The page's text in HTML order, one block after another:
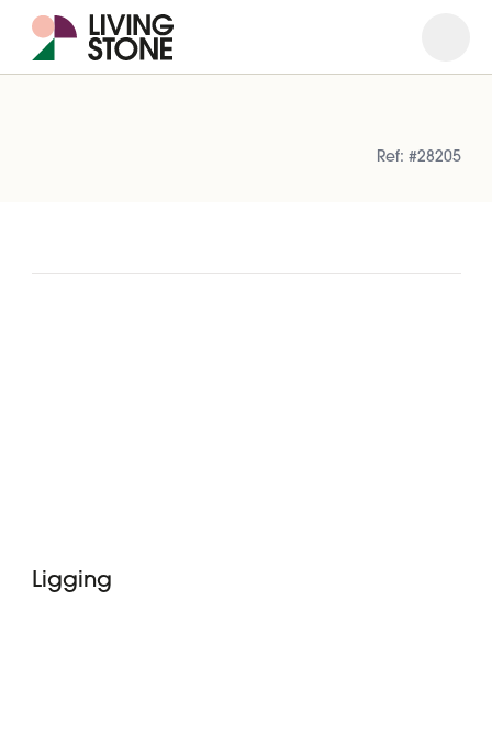
Ref: #28205
Ligging